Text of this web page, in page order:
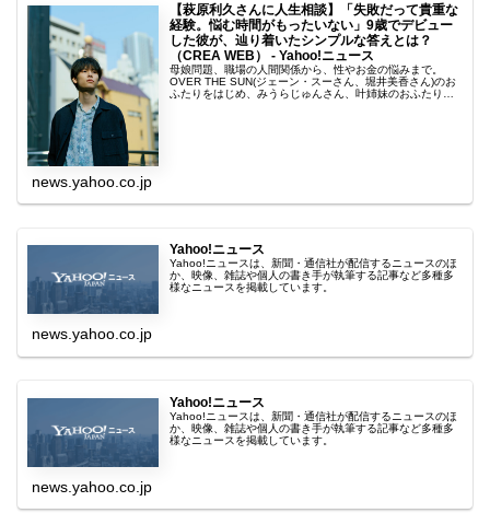
【萩原利久さんに人生相談】「失敗だって貴重な
経験。悩む時間がもったいない」9歳でデビュー
した彼が、辿り着いたシンプルな答えとは？
（CREA WEB） - Yahoo!ニュース
母娘問題、職場の人間関係から、性やお金の悩みまで。
OVER THE SUN(ジェーン・スーさん、堀井美香さん)のお
ふたりをはじめ、みうらじゅんさん、叶姉妹のおふたり、
news.yahoo.co.jp
Yahoo!ニュース
Yahoo!ニュースは、新聞・通信社が配信するニュースのほ
か、映像、雑誌や個人の書き手が執筆する記事など多種多
様なニュースを掲載しています。
news.yahoo.co.jp
Yahoo!ニュース
Yahoo!ニュースは、新聞・通信社が配信するニュースのほ
か、映像、雑誌や個人の書き手が執筆する記事など多種多
様なニュースを掲載しています。
news.yahoo.co.jp